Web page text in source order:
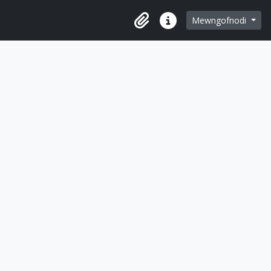
ClipfwrddDolenni cyflym
Mewngofnodi